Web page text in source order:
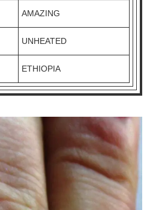
AMAZING
UNHEATED
ETHIOPIA